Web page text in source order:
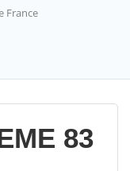
France
83